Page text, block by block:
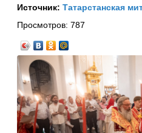
Источник: Татарстанская
Просмотров: 787